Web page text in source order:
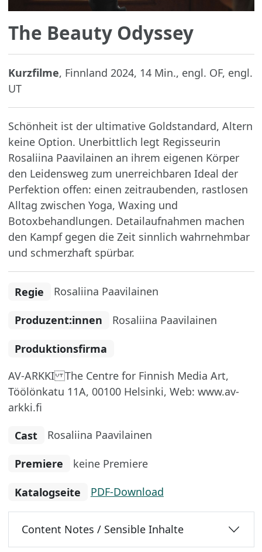
The Beauty Odyssey
Kurzfilme, Finnland 2024, 14 Min., engl. OF, engl.
UT
Schönheit ist der ultimative Goldstandard, Altern
keine Option. Unerbittlich legt Regisseurin
Rosaliina Paavilainen an ihrem eigenen Körper
den Leidensweg zum unerreichbaren Ideal der
Perfektion offen: einen zeitraubenden, rastlosen
Alltag zwischen Yoga, Waxing und
Botoxbehandlungen. Detailaufnahmen machen
den Kampf gegen die Zeit sinnlich wahrnehmbar
und schmerzhaft spürbar.
Regie Rosaliina Paavilainen
Produzent:innen Rosaliina Paavilainen
Produktionsfirma
AV-ARKKI The Centre for Finnish Media Art,
Töölönkatu 11A, 00100 Helsinki, Web: www.av-
arkki.fi
Cast
Rosaliina Paavilainen
Premiere keine Premiere
Katalogseite PDF-Download
Content Notes / Sensible Inhalte